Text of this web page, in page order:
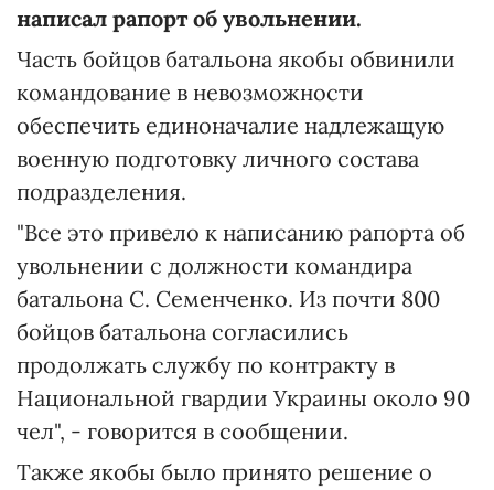
написал рапорт об увольнении.
Часть бойцов батальона якобы обвинили
командование в невозможности
обеспечить единоначалие надлежащую
военную подготовку личного состава
подразделения.
"Все это привело к написанию рапорта об
увольнении с должности командира
батальона С. Семенченко. Из почти 800
бойцов батальона согласились
продолжать службу по контракту в
Национальной гвардии Украины около 90
чел", - говорится в сообщении.
Также якобы было принято решение о